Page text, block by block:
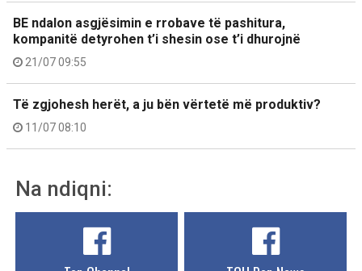
BE ndalon asgjësimin e rrobave të pashitura,
kompanitë detyrohen t’i shesin ose t’i dhurojnë
21/07 09:55
Të zgjohesh herët, a ju bën vërtetë më produktiv?
11/07 08:10
Na ndiqni: